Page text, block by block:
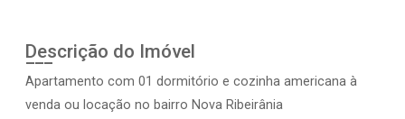
Descrição do Imóvel
Apartamento com 01 dormitório e cozinha americana à
venda ou locação no bairro Nova Ribeirânia